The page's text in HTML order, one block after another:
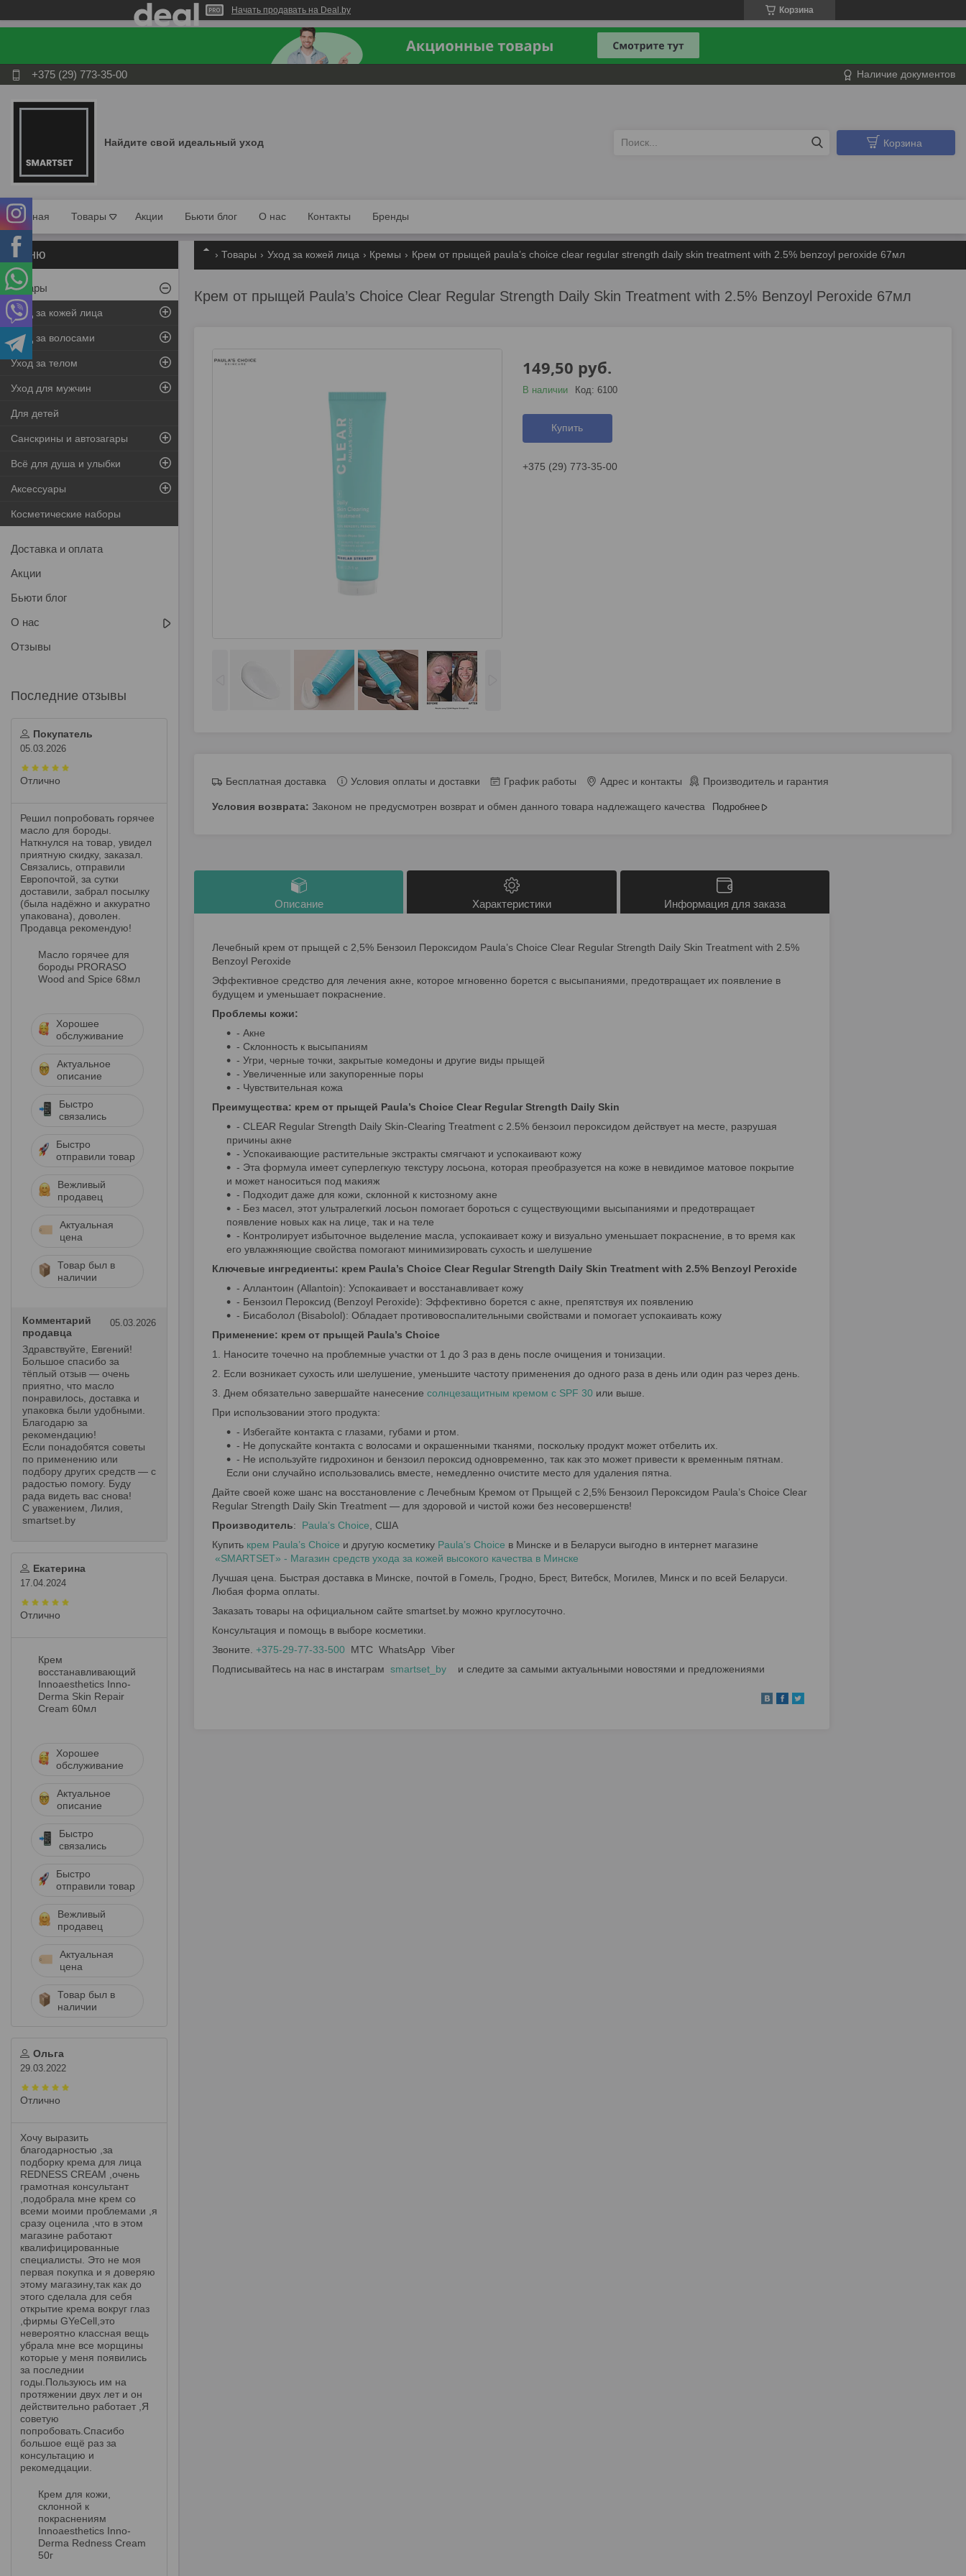
Начать продавать на Deal.by Корзина
+375 (29) 773-35-00 Наличие документов
Найдите свой идеальный уход Корзина
Главная Товары Акции Бьюти блог О нас Контакты Бренды
Товары Уход за кожей лица Кремы Крем от прыщей paula’s choice clear regular strength daily skin treatment with 2.5% benzoyl peroxide 67мл
Крем от прыщей Paula’s Choice Clear Regular Strength Daily Skin Treatment with 2.5% Benzoyl Peroxide 67мл
149,50 руб.
В наличии Код: 6100
Купить
+375 (29) 773-35-00
Бесплатная доставка Условия оплаты и доставки График работы Адрес и контакты Производитель и гарантия
Законом не предусмотрен возврат и обмен данного товара надлежащего качества Подробнее
Описание Характеристики Информация для заказа
Лечебный крем от прыщей с 2,5% Бензоил Пероксидом Paula’s Choice Clear Regular Strength Daily Skin Treatment with 2.5%
Benzoyl Peroxide
Эффективное средство для лечения акне, которое мгновенно борется с высыпаниями, предотвращает их появление в
будущем и уменьшает покраснение.
Проблемы кожи:
- Акне
- Склонность к высыпаниям
- Угри, черные точки, закрытые комедоны и другие виды прыщей
- Увеличенные или закупоренные поры
- Чувствительная кожа
Преимущества: крем от прыщей Paula’s Choice Clear Regular Strength Daily Skin
- CLEAR Regular Strength Daily Skin-Clearing Treatment с 2.5% бензоил пероксидом действует на месте, разрушая
причины акне
- Успокаивающие растительные экстракты смягчают и успокаивают кожу
- Эта формула имеет суперлегкую текстуру лосьона, которая преобразуется на коже в невидимое матовое покрытие
и может наноситься под макияж
- Подходит даже для кожи, склонной к кистозному акне
- Без масел, этот ультралегкий лосьон помогает бороться с существующими высыпаниями и предотвращает
появление новых как на лице, так и на теле
- Контролирует избыточное выделение масла, успокаивает кожу и визуально уменьшает покраснение, в то время как
его увлажняющие свойства помогают минимизировать сухость и шелушение
Ключевые ингредиенты: крем Paula’s Choice Clear Regular Strength Daily Skin Treatment with 2.5% Benzoyl Peroxide
- Аллантоин (Allantoin): Успокаивает и восстанавливает кожу
- Бензоил Пероксид (Benzoyl Peroxide): Эффективно борется с акне, препятствуя их появлению
- Бисаболол (Bisabolol): Обладает противовоспалительными свойствами и помогает успокаивать кожу
Применение: крем от прыщей Paula’s Choice
1. Наносите точечно на проблемные участки от 1 до 3 раз в день после очищения и тонизации.
2. Если возникает сухость или шелушение, уменьшите частоту применения до одного раза в день или один раз через день.
3. Днем обязательно завершайте нанесение солнцезащитным кремом с SPF 30 или выше.
При использовании этого продукта:
- Избегайте контакта с глазами, губами и ртом.
- Не допускайте контакта с волосами и окрашенными тканями, поскольку продукт может отбелить их.
- Не используйте гидрохинон и бензоил пероксид одновременно, так как это может привести к временным пятнам.
Если они случайно использовались вместе, немедленно очистите место для удаления пятна.
Дайте своей коже шанс на восстановление с Лечебным Кремом от Прыщей с 2,5% Бензоил Пероксидом Paula’s Choice Clear
Regular Strength Daily Skin Treatment — для здоровой и чистой кожи без несовершенств!
Производитель: Paula’s Choice, США
Купить крем Paula’s Choice и другую косметику Paula’s Choice в Минске и в Беларуси выгодно в интернет магазине
«SMARTSET» - Магазин средств ухода за кожей высокого качества в Минске
Лучшая цена. Быстрая доставка в Минске, почтой в Гомель, Гродно, Брест, Витебск, Могилев, Минск и по всей Беларуси.
Любая форма оплаты.
Заказать товары на официальном сайте smartset.by можно круглосуточно.
Консультация и помощь в выборе косметики.
Звоните. +375-29-77-33-500 МТС WhatsApp Viber
Подписывайтесь на нас в инстаграм smartset_by и следите за самыми актуальными новостями и предложениями
Товары
Уход за кожей лица
Уход за волосами
Уход за телом
Уход для мужчин
Для детей
Санскрины и автозагары
Всё для душа и улыбки
Аксессуары
Косметические наборы
Доставка и оплата
Акции
Бьюти блог
О нас
Отзывы
Покупатель
05.03.2026
Отлично
Решил попробовать горячее
масло для бороды.
Наткнулся на товар, увидел
приятную скидку, заказал.
Связались, отправили
Европочтой, за сутки
доставили, забрал посылку
(была надёжно и аккуратно
упакована), доволен.
Продавца рекомендую!
Масло горячее для
бороды PRORASO
Wood and Spice 68мл
Хорошее
обслуживание
Актуальное
описание
Быстро
связались
Быстро
отправили товар
Вежливый
продавец
Актуальная
цена
Товар был в
наличии
Комментарий
продавца
05.03.2026
Здравствуйте, Евгений!
Большое спасибо за
тёплый отзыв — очень
приятно, что масло
понравилось, доставка и
упаковка были удобными.
Благодарю за
рекомендацию!
Если понадобятся советы
по применению или
подбору других средств — с
радостью помогу. Буду
рада видеть вас снова!
С уважением, Лилия,
smartset.by
Екатерина
17.04.2024
Отлично
Крем
восстанавливающий
Innoaesthetics Inno-
Derma Skin Repair
Cream 60мл
Хорошее
обслуживание
Актуальное
описание
Быстро
связались
Быстро
отправили товар
Вежливый
продавец
Актуальная
цена
Товар был в
наличии
Ольга
29.03.2022
Отлично
Хочу выразить
благодарностью ,за
подборку крема для лица
REDNESS CREAM ,очень
грамотная консультант
,подобрала мне крем со
всеми моими проблемами ,я
сразу оценила ,что в этом
магазине работают
квалифицированные
специалисты. Это не моя
первая покупка и я доверяю
этому магазину,так как до
этого сделала для себя
открытие крема вокруг глаз
,фирмы GYeCell,это
невероятно классная вещь
убрала мне все морщины
которые у меня появились
за последнии
годы.Пользуюсь им на
протяжении двух лет и он
действительно работает ,Я
советую
попробовать.Спасибо
большое ещё раз за
консультацию и
рекомедцации.
Крем для кожи,
склонной к
покраснениям
Innoaesthetics Inno-
Derma Redness Cream
50г